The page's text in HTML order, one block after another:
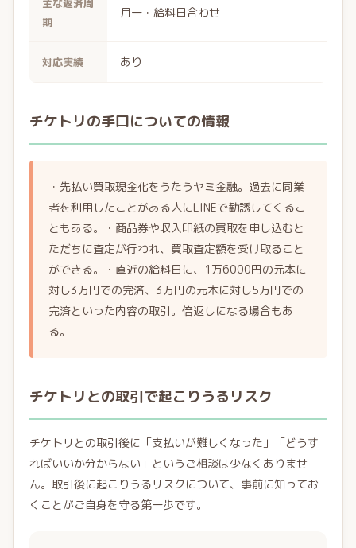
主な返済周
期
月一・給料日合わせ
対応実績 あり
チケトリの手口についての情報
・先払い買取現金化をうたうヤミ金融。過去に同業
者を利用したことがある人にLINEで勧誘してくるこ
ともある。・商品券や収入印紙の買取を申し込むと
ただちに査定が行われ、買取査定額を受け取ること
ができる。・直近の給料日に、1万6000円の元本に
対し3万円での完済、3万円の元本に対し5万円での
完済といった内容の取引。倍返しになる場合もあ
る。
チケトリとの取引で起こりうるリスク
チケトリとの取引後に「支払いが難しくなった」「どうす
ればいいか分からない」というご相談は少なくありませ
ん。取引後に起こりうるリスクについて、事前に知ってお
くことがご自身を守る第一歩です。